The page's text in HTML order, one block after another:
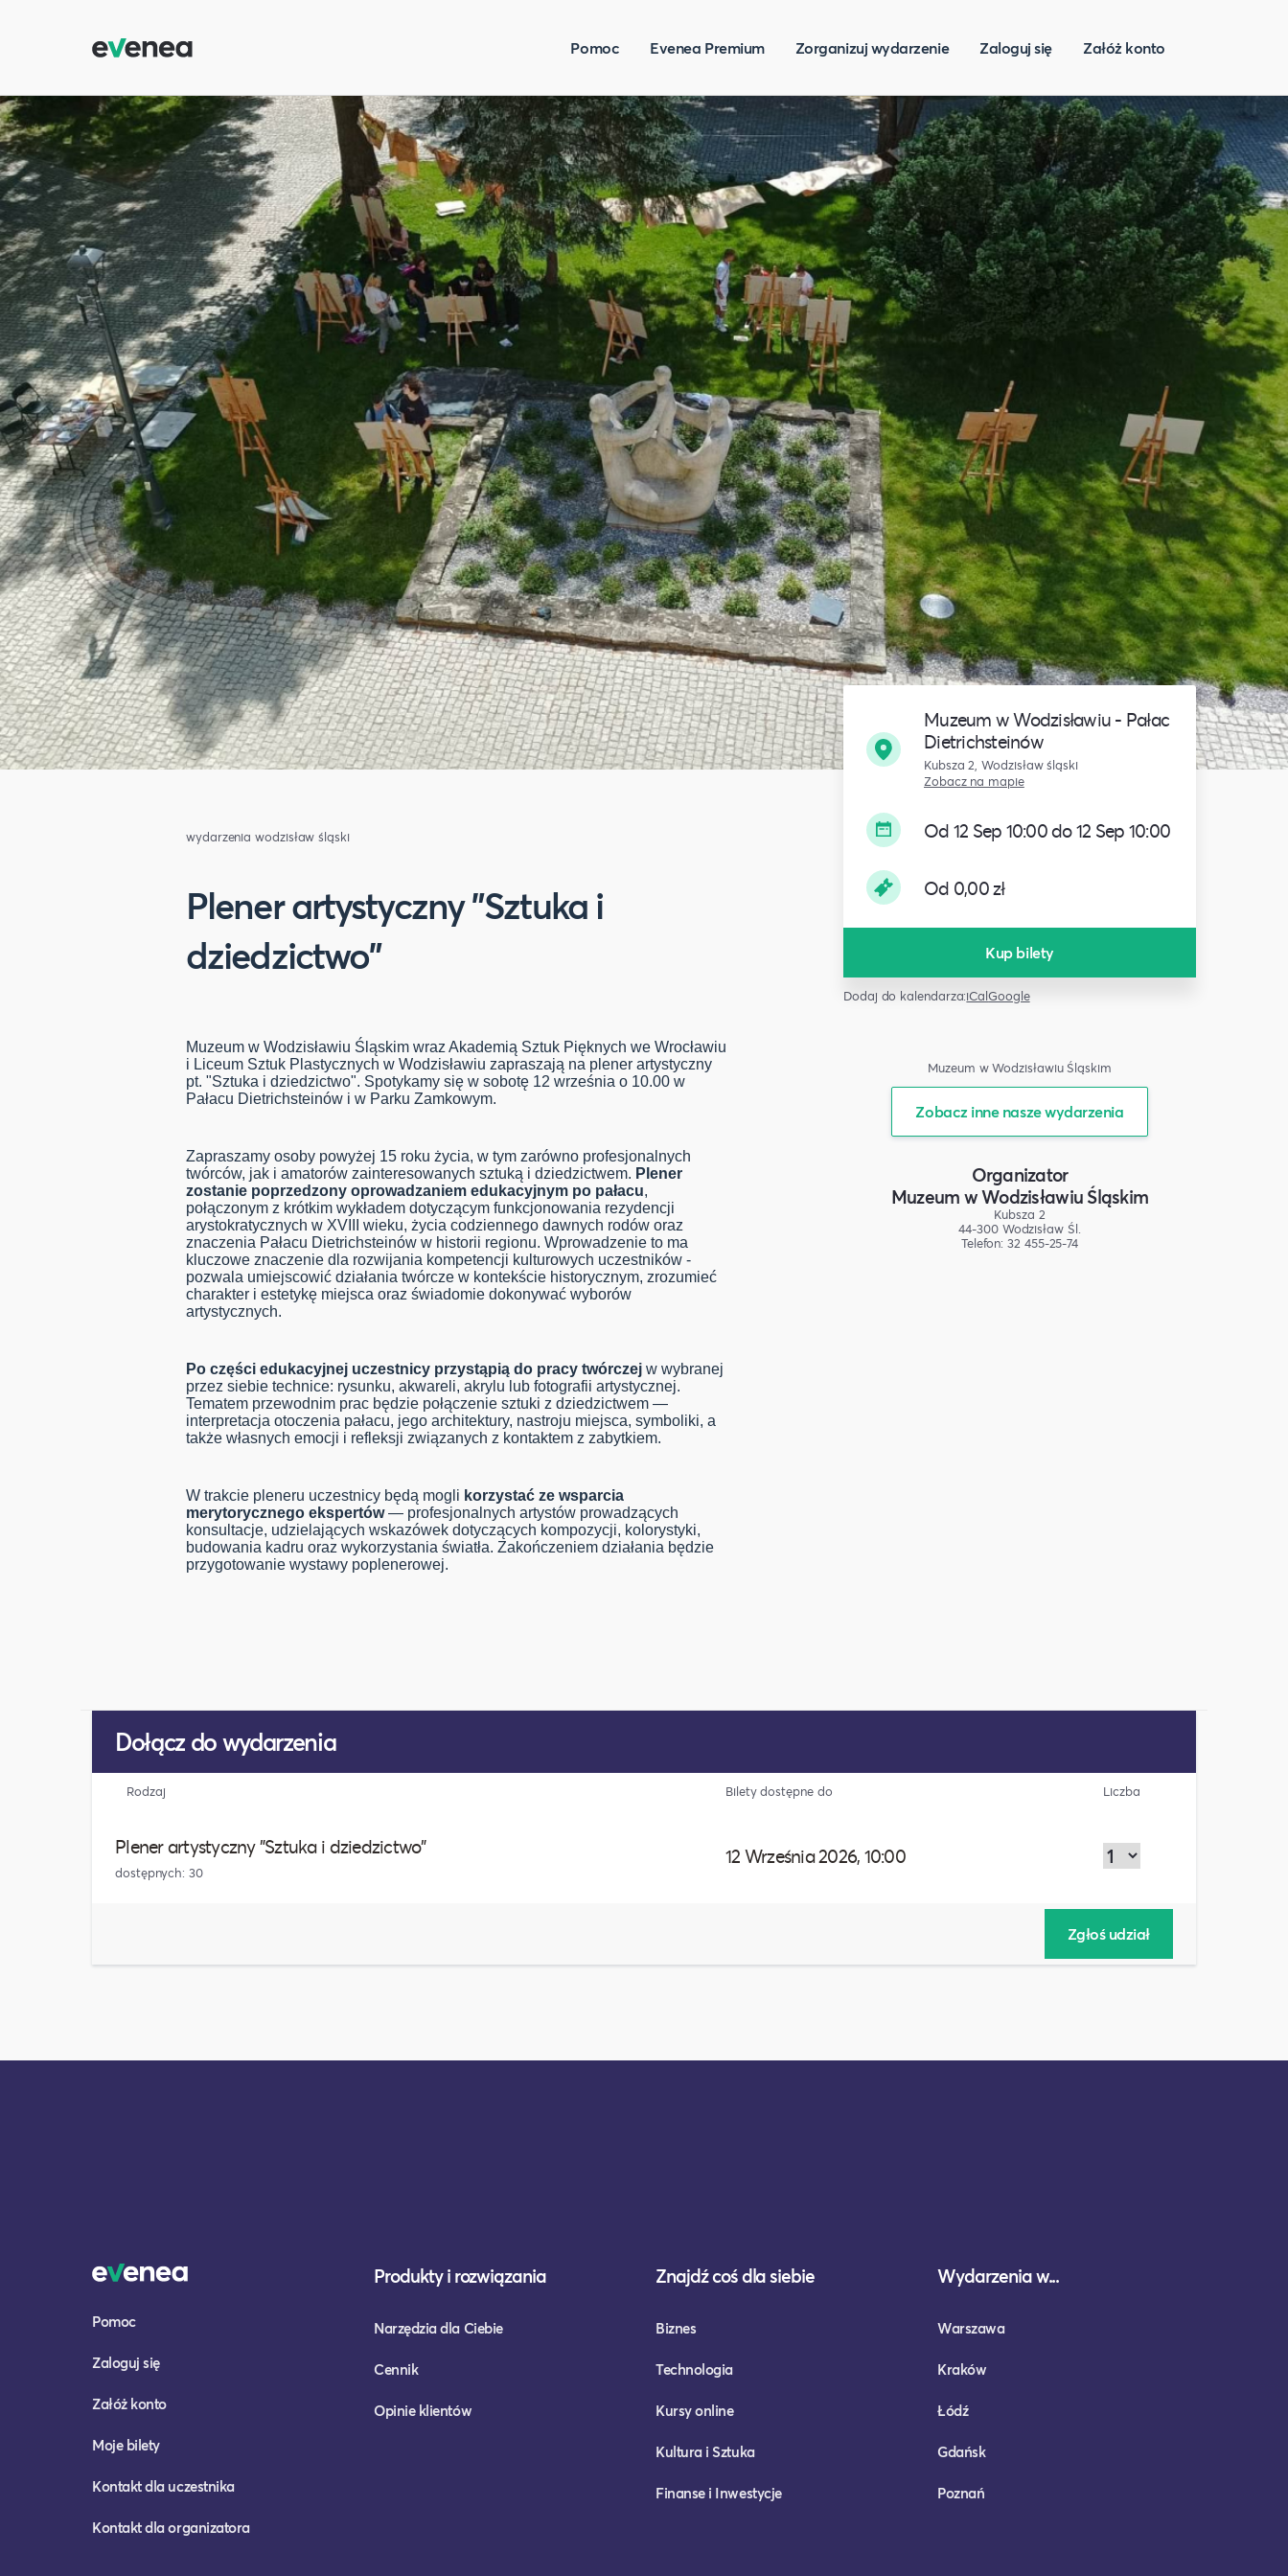
Pomoc Evenea Premium Zorganizuj wydarzenie Zaloguj się Załóż konto
wydarzenia wodzisław śląski
Plener artystyczny "Sztuka i
dziedzictwo"
Muzeum w Wodzisławiu Śląskim wraz Akademią Sztuk Pięknych we Wrocławiu
i Liceum Sztuk Plastycznych w Wodzisławiu zapraszają na plener artystyczny
pt. "Sztuka i dziedzictwo". Spotykamy się w sobotę 12 września o 10.00 w
Pałacu Dietrichsteinów i w Parku Zamkowym.
Zapraszamy osoby powyżej 15 roku życia, w tym zarówno profesjonalnych
twórców, jak i amatorów zainteresowanych sztuką i dziedzictwem. Plener
zostanie poprzedzony oprowadzaniem edukacyjnym po pałacu,
połączonym z krótkim wykładem dotyczącym funkcjonowania rezydencji
arystokratycznych w XVIII wieku, życia codziennego dawnych rodów oraz
znaczenia Pałacu Dietrichsteinów w historii regionu. Wprowadzenie to ma
kluczowe znaczenie dla rozwijania kompetencji kulturowych uczestników -
pozwala umiejscowić działania twórcze w kontekście historycznym, zrozumieć
charakter i estetykę miejsca oraz świadomie dokonywać wyborów
artystycznych.
Po części edukacyjnej uczestnicy przystąpią do pracy twórczej w wybranej
przez siebie technice: rysunku, akwareli, akrylu lub fotografii artystycznej.
Tematem przewodnim prac będzie połączenie sztuki z dziedzictwem —
interpretacja otoczenia pałacu, jego architektury, nastroju miejsca, symboliki, a
także własnych emocji i refleksji związanych z kontaktem z zabytkiem.
W trakcie pleneru uczestnicy będą mogli korzystać ze wsparcia
merytorycznego ekspertów— profesjonalnych artystów prowadzących
konsultacje, udzielających wskazówek dotyczących kompozycji, kolorystyki,
budowania kadru oraz wykorzystania światła. Zakończeniem działania będzie
przygotowanie wystawy poplenerowej.
Muzeum w Wodzisławiu - Pałac
Dietrichsteinów
Kubsza 2, Wodzisław śląski
Zobacz na mapie
Od 12 Sep 10:00 do 12 Sep 10:00
Od 0,00 zł
Kup bilety
Dodaj do kalendarza:iCalGoogle
Muzeum w Wodzisławiu Śląskim
Zobacz inne nasze wydarzenia
Organizator
Muzeum w Wodzisławiu Śląskim
Kubsza 2
44-300 Wodzisław Śl.
Telefon: 32 455-25-74
Dołącz do wydarzenia
Rodzaj Bilety dostępne do Liczba
Plener artystyczny "Sztuka i dziedzictwo"
dostępnych: 30
12 Września 2026, 10:00
Pomoc
Zaloguj się
Załóż konto
Moje bilety
Kontakt dla uczestnika
Kontakt dla organizatora
Produkty i rozwiązania
Narzędzia dla Ciebie
Cennik
Opinie klientów
Znajdź coś dla siebie
Biznes
Technologia
Kursy online
Kultura i Sztuka
Finanse i Inwestycje
Wydarzenia w...
Warszawa
Kraków
Łódź
Gdańsk
Poznań